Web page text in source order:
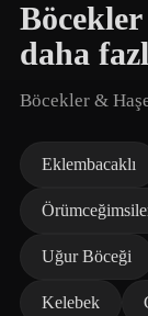
daha
Böcekler &
Eklembacaklı
Uğur Böceği
Kelebek